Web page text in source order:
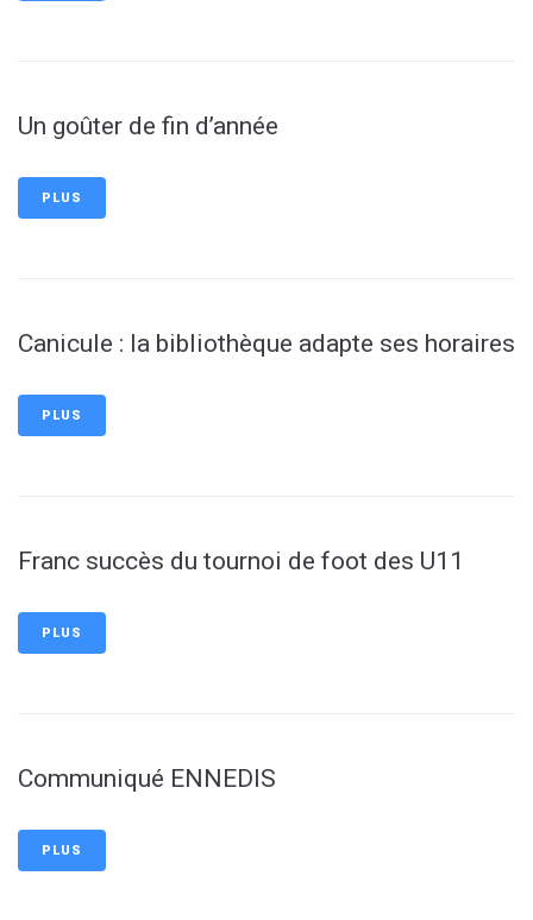
Un goûter de fin d’année
PLUS
Canicule : la bibliothèque adapte ses horaires
PLUS
Franc succès du tournoi de foot des U11
PLUS
Communiqué ENNEDIS
PLUS